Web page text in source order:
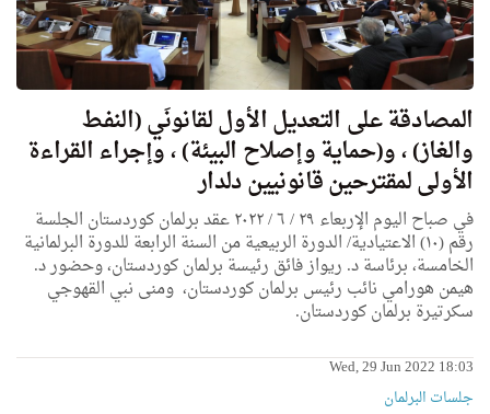
المصادقة على التعديل الأول لقانونَي (النفط
والغاز) ، و(حماية وإصلاح البيئة) ، وإجراء القراءة
الأولى لمقترحين قانونيين دلدار
في صباح اليوم الإربعاء ٢٩ / ٦ / ٢٠٢٢ عقد برلمان كوردستان الجلسة
رقم (١٠) الاعتيادية/ الدورة الربيعية من السنة الرابعة للدورة البرلمانية
الخامسة، برئاسة د. ريواز فائق رئيسة برلمان كوردستان، وحضور د.
هيمن هورامي نائب رئيس برلمان كوردستان، ومنى نبي القهوجي
سكرتيرة برلمان كوردستان.
Wed, 29 Jun 2022 18:03
جلسات البرلمان